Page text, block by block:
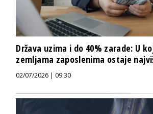
Država uzima i do 40% zarade: U
zemljama zaposlenima ostaje
02/07/2026 | 09:30